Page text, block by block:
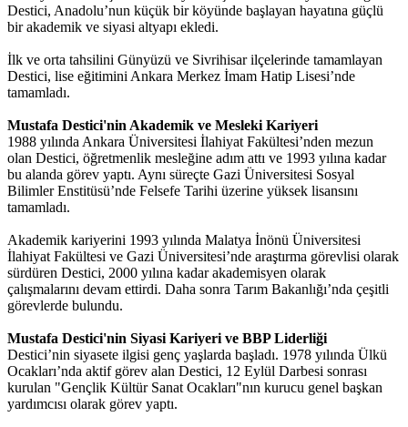
Destici, Anadolu’nun küçük bir köyünde başlayan hayatına güçlü
bir akademik ve siyasi altyapı ekledi.
İlk ve orta tahsilini Günyüzü ve Sivrihisar ilçelerinde tamamlayan
Destici, lise eğitimini Ankara Merkez İmam Hatip Lisesi’nde
tamamladı.
Mustafa Destici'nin Akademik ve Mesleki Kariyeri
1988 yılında Ankara Üniversitesi İlahiyat Fakültesi’nden mezun
olan Destici, öğretmenlik mesleğine adım attı ve 1993 yılına kadar
bu alanda görev yaptı. Aynı süreçte Gazi Üniversitesi Sosyal
Bilimler Enstitüsü’nde Felsefe Tarihi üzerine yüksek lisansını
tamamladı.
Akademik kariyerini 1993 yılında Malatya İnönü Üniversitesi
İlahiyat Fakültesi ve Gazi Üniversitesi’nde araştırma görevlisi olarak
sürdüren Destici, 2000 yılına kadar akademisyen olarak
çalışmalarını devam ettirdi. Daha sonra Tarım Bakanlığı’nda çeşitli
görevlerde bulundu.
Mustafa Destici'nin Siyasi Kariyeri ve BBP Liderliği
Destici’nin siyasete ilgisi genç yaşlarda başladı. 1978 yılında Ülkü
Ocakları’nda aktif görev alan Destici, 12 Eylül Darbesi sonrası
kurulan "Gençlik Kültür Sanat Ocakları"nın kurucu genel başkan
yardımcısı olarak görev yaptı.